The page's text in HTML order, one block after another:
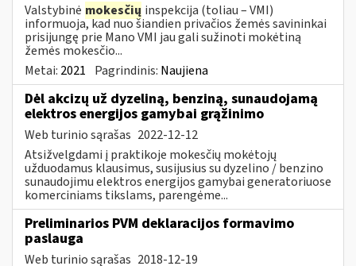
Valstybinė mokesčių inspekcija (toliau – VMI)
informuoja, kad nuo šiandien privačios žemės savininkai
prisijungę prie Mano VMI jau gali sužinoti mokėtiną
žemės mokesčio...
Metai: 2021 Pagrindinis: Naujiena
Dėl akcizų už dyzeliną, benziną, sunaudojamą
elektros energijos gamybai grąžinimo
Web turinio sąrašas 2022-12-12
Atsižvelgdami į praktikoje mokesčių mokėtojų
užduodamus klausimus, susijusius su dyzelino / benzino
sunaudojimu elektros energijos gamybai generatoriuose
komerciniams tikslams, parengėme...
Preliminarios PVM deklaracijos formavimo
paslauga
Web turinio sąrašas 2018-12-19